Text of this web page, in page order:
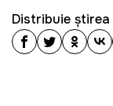
Distribuie știrea